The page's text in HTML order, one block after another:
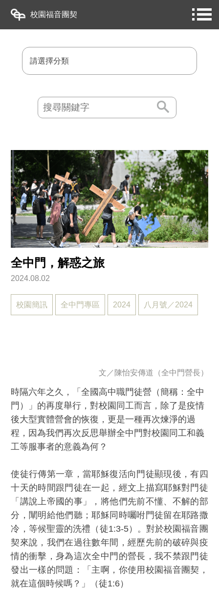
校園福音團契
請選擇分類
全中門，解惑之旅
2024.08.02
校園簡訊 全中門專區 2024 八月號／2024
文／ 陳怡安傳道（全中門營長）
時隔六年之久，「全國高中職門徒營（簡稱：全中
門）」的再度舉行，對校園同工而言，除了是疫情
後大型實體營會的恢復，更是一種再次煉淨的過
程，因為我們再次反思舉辦全中門對校園同工和義
工等服事者的意義為何？
使徒行傳第一章，當耶穌復活向門徒顯現後，有四
十天的時間跟門徒在一起，經文上描寫耶穌對門徒
「講說上帝國的事」，將他們先前不懂、不解的部
分，闡明給他們聽；耶穌同時囑咐門徒留在耶路撒
冷，等候聖靈的洗禮（徒1:3-5）。對於校園福音團
契來說，我們在過往數年間，經歷先前的破碎與疫
情的衝擊，身為這次全中門的營長，我不禁跟門徒
發出一樣的問題：「主啊，你使用校園福音團契，
就在這個時候嗎？」（徒1:6）